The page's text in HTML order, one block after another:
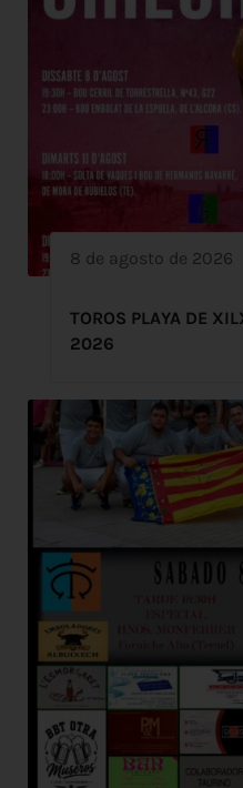
8 de agosto de 2026
TOROS PLAYA DE
2026